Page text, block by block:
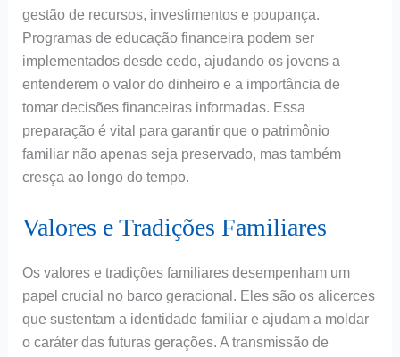
gestão de recursos, investimentos e poupança.
Programas de educação financeira podem ser
implementados desde cedo, ajudando os jovens a
entenderem o valor do dinheiro e a importância de
tomar decisões financeiras informadas. Essa
preparação é vital para garantir que o patrimônio
familiar não apenas seja preservado, mas também
cresça ao longo do tempo.
Valores e Tradições Familiares
Os valores e tradições familiares desempenham um
papel crucial no barco geracional. Eles são os alicerces
que sustentam a identidade familiar e ajudam a moldar
o caráter das futuras gerações. A transmissão de